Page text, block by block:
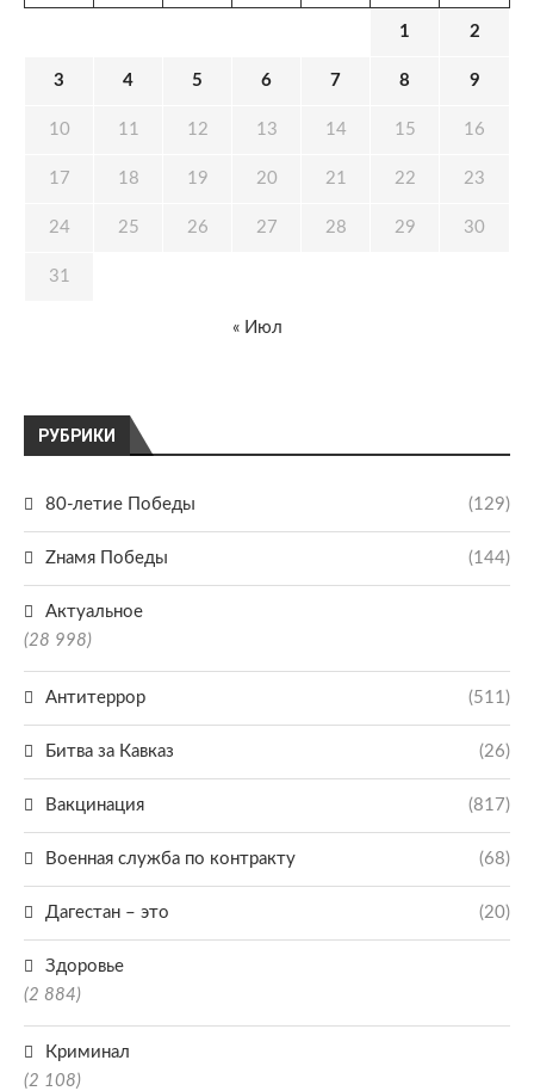
РУБРИКИ
80-летие Победы (129)
Zнамя Победы (144)
Актуальное
(28 998)
Антитеррор (511)
Битва за Кавказ (26)
Вакцинация (817)
Военная служба по контракту (68)
Дагестан – это (20)
Здоровье
(2 884)
Криминал
(2 108)
1 2
3 4 5 6 7 8 9
10 11 12 13 14 15 16
17 18 19 20 21 22 23
24 25 26 27 28 29 30
31
« Июл